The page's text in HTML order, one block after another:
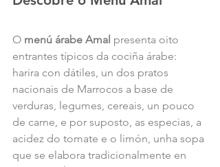
O menú árabe Amal presenta oito
entrantes típicos da cociña árabe:
harira con dátiles, un dos pratos
nacionais de Marrocos a base de
verduras, legumes, cereais, un pouco
de carne, e por suposto, as especias, a
acidez do tomate e o limón, unha sopa
que se elabora tradicionalmente en